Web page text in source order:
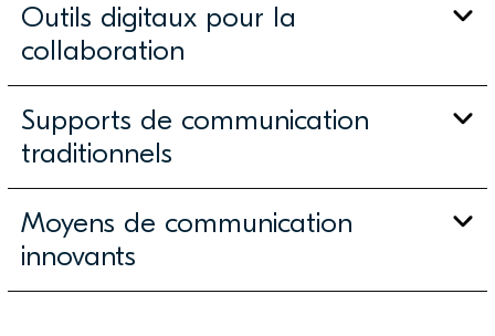
Outils digitaux pour la
collaboration
Supports de communication
traditionnels
Moyens de communication
innovants